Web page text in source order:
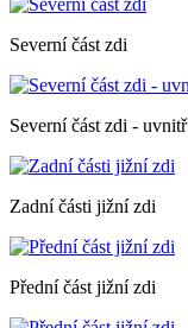
Severní část zdi
Severní část zdi - uvnitř
Zadní části jižní zdi
Přední část jižní zdi